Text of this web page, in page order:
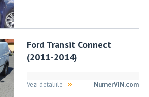
Ford Transit Connect
(2011-2014)
NumerVIN.com
Vezi detaliile